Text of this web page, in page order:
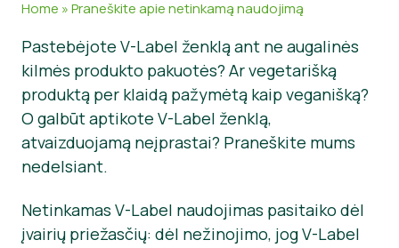
Ištekliai
Gaukite sertifikatą
Ne-maisto produktai
Gastronomija
Susisiekite
Gaukite sertifikatą
Praneškite apie netinkamą naudojimą
Naujienos
Home »Praneškite apie netinkamą naudojimą
Pastebėjote V-Label ženklą ant ne augalinės
kilmės produkto pakuotės? Ar vegetarišką
produktą per klaidą pažymėtą kaip veganišką?
O galbūt aptikote V-Label ženklą,
atvaizduojamą neįprastai? Praneškite mums
nedelsiant.
Netinkamas V-Label naudojimas pasitaiko dėl
įvairių priežasčių: dėl nežinojimo, jog V-Label